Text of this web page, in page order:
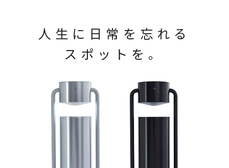
人生に日常を忘れる
スポットを。